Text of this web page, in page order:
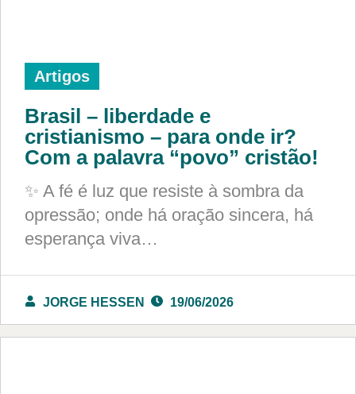
Artigos
Brasil – liberdade e
cristianismo – para onde ir?
Com a palavra “povo” cristão!
✨ A fé é luz que resiste à sombra da
opressão; onde há oração sincera, há
esperança viva…
JORGE HESSEN 19/06/2026